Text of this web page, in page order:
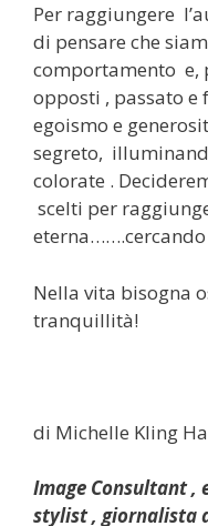
Per raggiungere
di pensare che
comportamento e,
opposti , passato e
egoismo e
segreto,
colorate .
scelti per
Nella vita bisogna
tranquillità!
di Michelle Kling
Image Consultant ,
stylist , giornalista